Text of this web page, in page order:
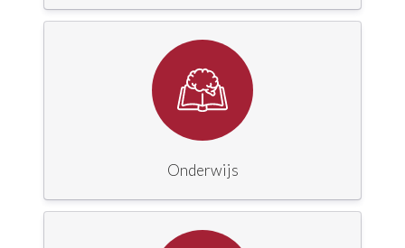
Onderwijs